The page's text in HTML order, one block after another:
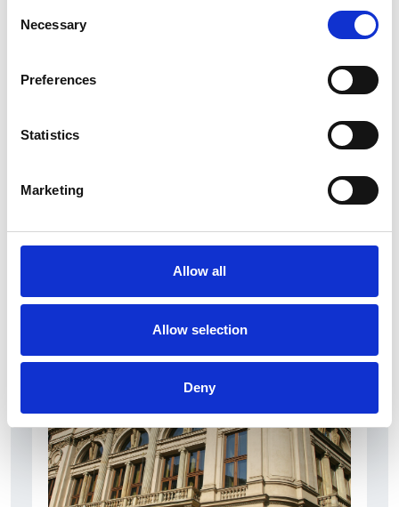
Selection
Necessary
Preferences
Statistics
Marketing
Allow all
Allow selection
Deny
Ano 2011 schiera un nuovo candidato sindaco
Repubblica Ceca